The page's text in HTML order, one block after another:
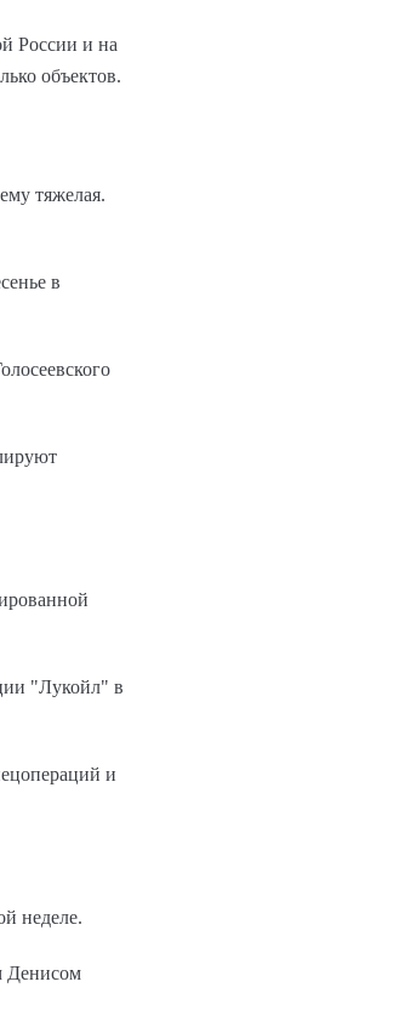
России и на
объектов.
тяжелая.
в
"Лукойл" в
и
неделе.
Денисом